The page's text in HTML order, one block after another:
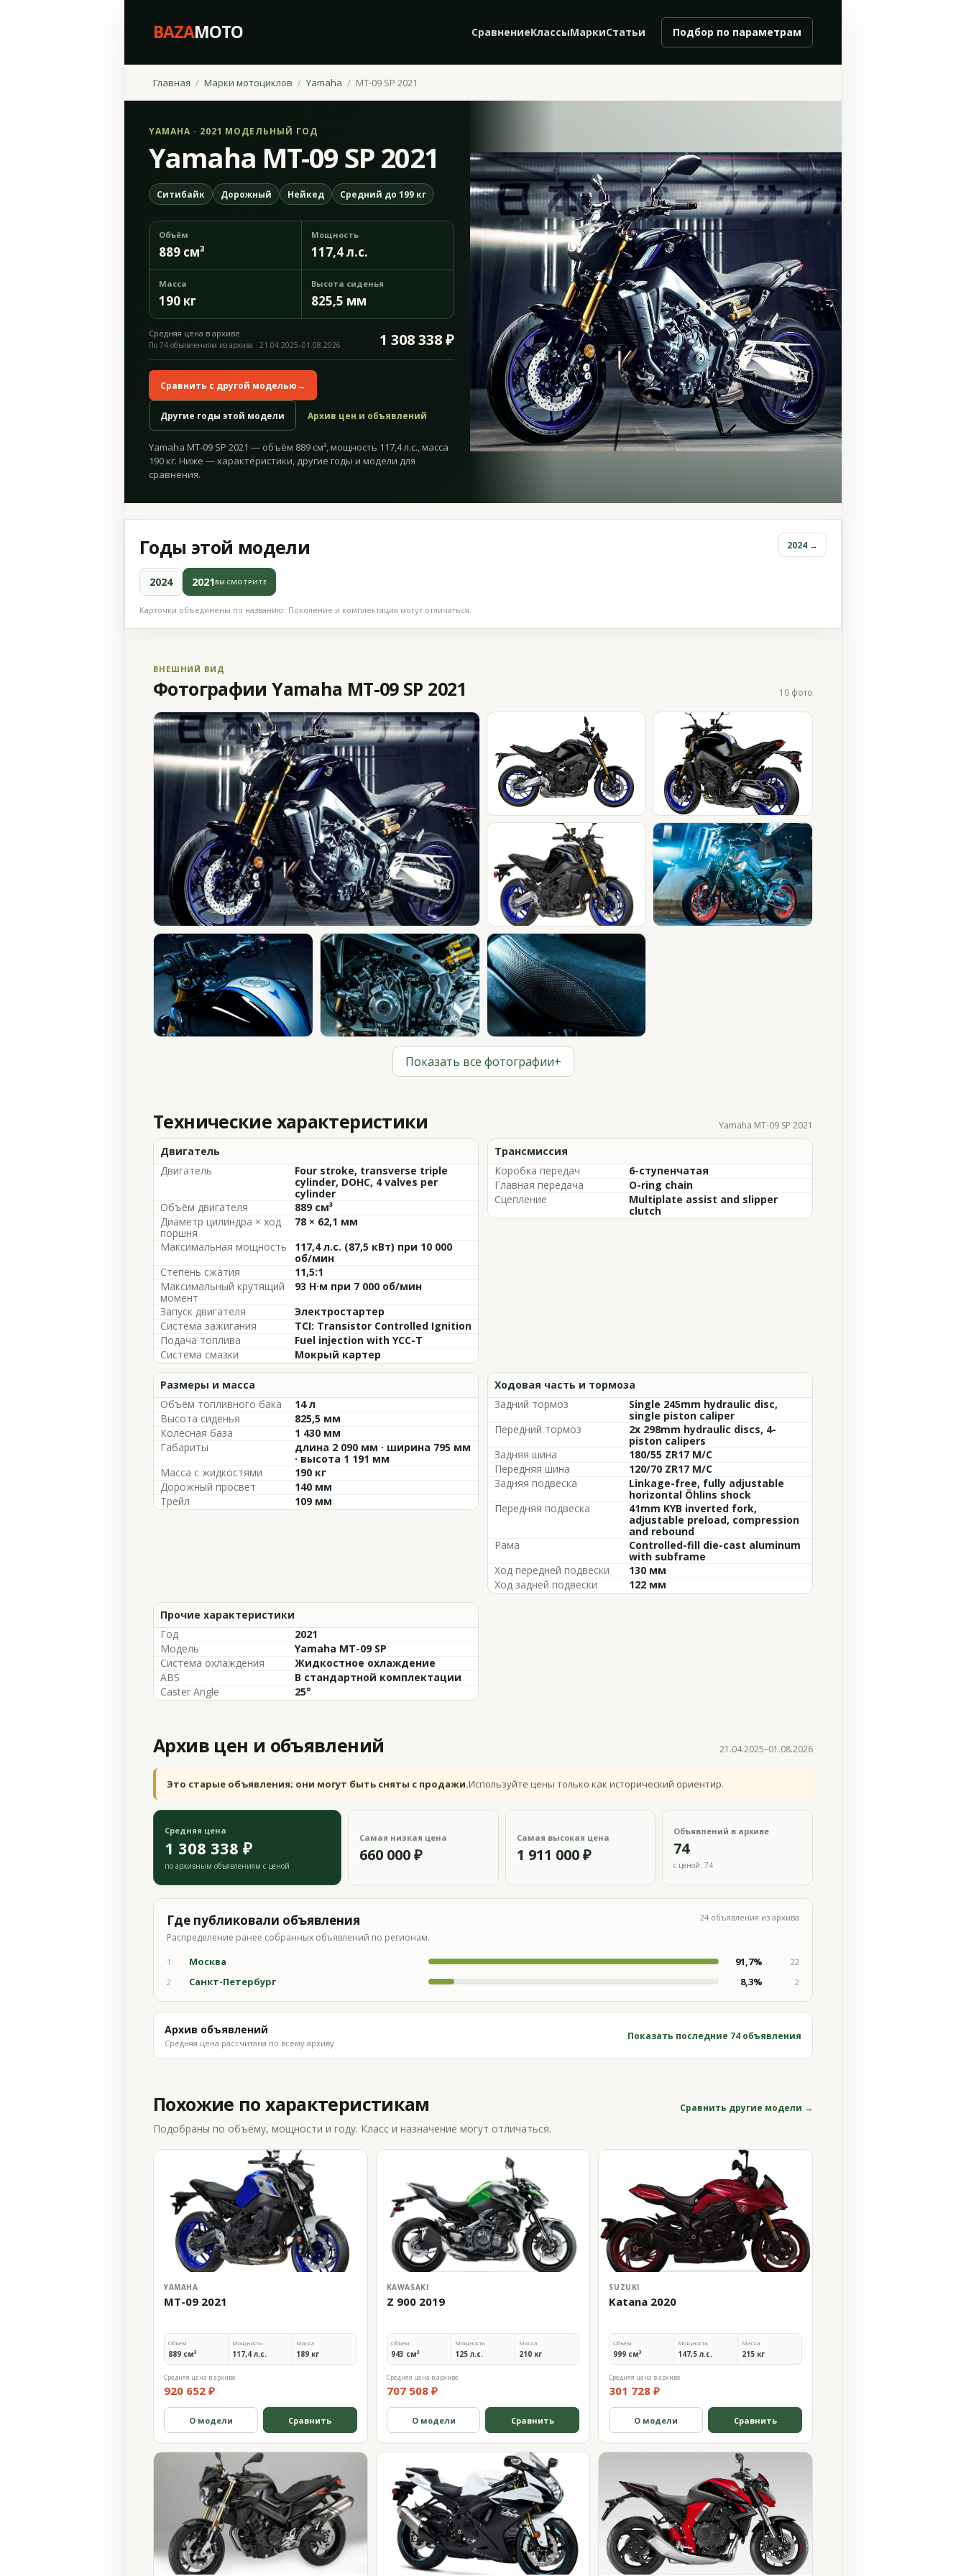
BAZAMOTO СравнениеКлассыМаркиСтатьи Подбор по параметрам
Главная Марки мотоциклов Yamaha MT-09 SP 2021
YAMAHA · 2021 МОДЕЛЬНЫЙ ГОД
Yamaha MT-09 SP 2021
Ситибайк Дорожный Нейкед Средний до 199 кг
Объём
889 см³
Мощность
117,4 л.с.
Масса
190 кг
Высота сиденья
825,5 мм
Средняя цена в архиве 1 308 338 ₽
По 74 объявлениям из архива · 21.04.2025–01.08.2026
Сравнить с другой моделью→
Другие годы этой модели Архив цен и объявлений
Yamaha MT-09 SP 2021 — объём 889 см³, мощность 117,4 л.с., масса
190 кг. Ниже — характеристики, другие годы и модели для
сравнения.
Годы этой модели 2024 →
2024 2021ВЫ СМОТРИТЕ
Карточки объединены по названию. Поколение и комплектация могут отличаться.
ВНЕШНИЙ ВИД
Фотографии Yamaha MT-09 SP 2021 10 фото
Показать все фотографии+
Технические характеристики Yamaha MT-09 SP 2021
Двигатель
Двигатель
Four stroke, transverse triple
cylinder, DOHC, 4 valves per
cylinder
Объём двигателя
889 см³
Диаметр цилиндра × ход
поршня
78 × 62,1 мм
Максимальная мощность
117,4 л.с. (87,5 кВт) при 10 000
об/мин
Степень сжатия
11,5:1
Максимальный крутящий
момент
93 Н·м при 7 000 об/мин
Запуск двигателя
Электростартер
Система зажигания
TCI: Transistor Controlled Ignition
Подача топлива
Fuel injection with YCC-T
Система смазки
Мокрый картер
Трансмиссия
Коробка передач
6-ступенчатая
Главная передача
O-ring chain
Сцепление
Multiplate assist and slipper
clutch
Размеры и масса
Объём топливного бака
14 л
Высота сиденья
825,5 мм
Колёсная база
1 430 мм
Габариты
длина 2 090 мм · ширина 795 мм
· высота 1 191 мм
Масса с жидкостями
190 кг
Дорожный просвет
140 мм
Трейл
109 мм
Ходовая часть и тормоза
Задний тормоз
Single 245mm hydraulic disc,
single piston caliper
Передний тормоз
2x 298mm hydraulic discs, 4-
piston calipers
Задняя шина
180/55 ZR17 M/C
Передняя шина
120/70 ZR17 M/C
Задняя подвеска
Linkage-free, fully adjustable
horizontal Öhlins shock
Передняя подвеска
41mm KYB inverted fork,
adjustable preload, compression
and rebound
Рама
Controlled-fill die-cast aluminum
with subframe
Ход передней подвески
130 мм
Ход задней подвески
122 мм
Прочие характеристики
Год
2021
Модель
Yamaha MT-09 SP
Система охлаждения
Жидкостное охлаждение
ABS
В стандартной комплектации
Caster Angle
25°
Архив цен и объявлений 21.04.2025–01.08.2026
Это старые объявления; они могут быть сняты с продажи.Используйте цены только как исторический ориентир.
Средняя цена
1 308 338 ₽
по архивным объявлениям с ценой
Самая низкая цена
660 000 ₽
Самая высокая цена
1 911 000 ₽
Объявлений в архиве
74
с ценой: 74
Где публиковали объявления
Распределение ранее собранных объявлений по регионам.
24 объявления из архива
1 Москва 91,7%
22
2
Санкт-Петербург 8,3% 2
Архив объявлений
Средняя цена рассчитана по всему архиву
Показать последние 74 объявления
Похожие по характеристикам Сравнить другие модели →
Подобраны по объёму, мощности и году. Класс и назначение могут отличаться.
YAMAHA
MT-09 2021
Объём
889 см³
Мощность
117,4 л.с.
Масса
189 кг
Средняя цена в архиве
920 652 ₽
О модели Сравнить
KAWASAKI
Z 900 2019
Объём
943 см³
Мощность
125 л.с.
Масса
210 кг
Средняя цена в архиве
707 508 ₽
О модели Сравнить
SUZUKI
Katana 2020
Объём
999 см³
Мощность
147,5 л.с.
Масса
215 кг
Средняя цена в архиве
301 728 ₽
О модели Сравнить